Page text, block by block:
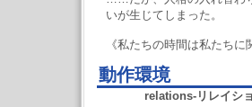
いが生じてしまった。
《私たちの時間は私たち
動作環境
relations-リレイシ